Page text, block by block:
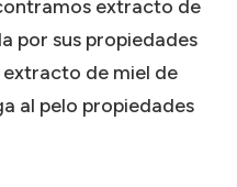
extracto de
por sus propiedades
de miel de
al pelo propiedades